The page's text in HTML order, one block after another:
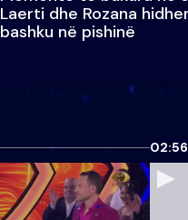
Laerti dhe Rozana
bashku në pishinë
02:56